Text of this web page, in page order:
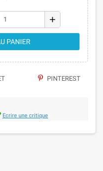
add
PANIER
PINTEREST
Ecrire une critique